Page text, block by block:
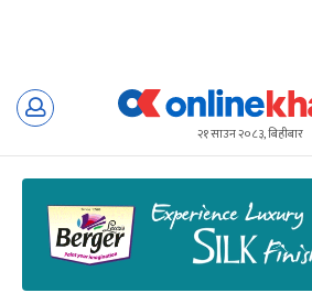
Skip
२१ साउन २०८३, बिहीबार